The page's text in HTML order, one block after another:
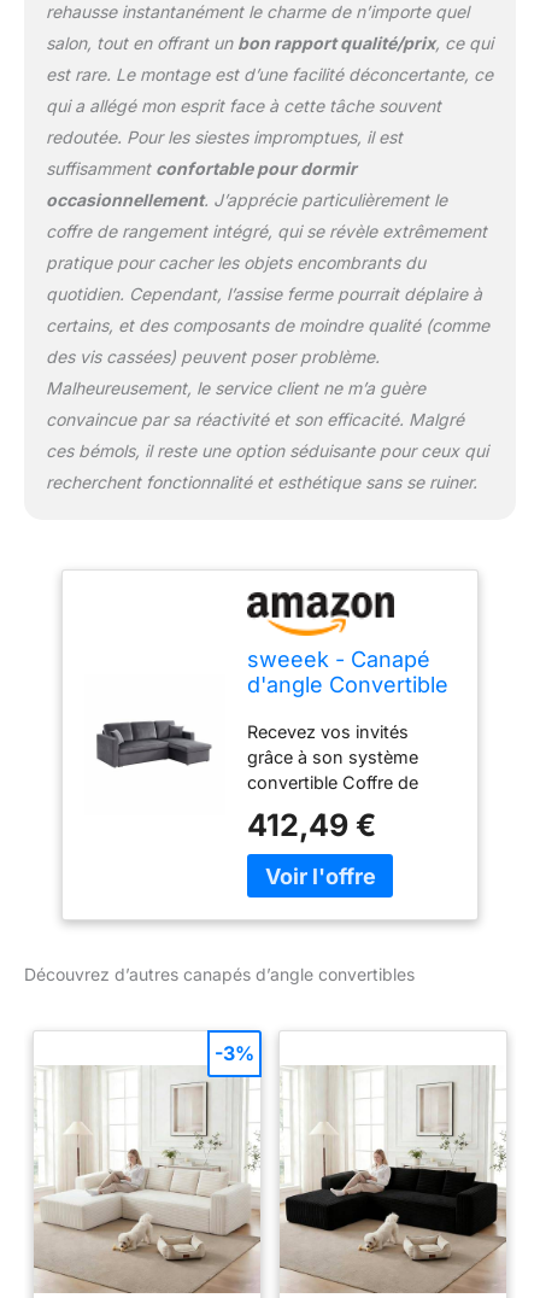
rehausse instantanément le charme de n’importe quel
salon, tout en offrant un bon rapport qualité/prix, ce qui
est rare. Le montage est d’une facilité déconcertante, ce
qui a allégé mon esprit face à cette tâche souvent
redoutée. Pour les siestes impromptues, il est
suffisamment confortable pour dormir
occasionnellement. J’apprécie particulièrement le
coffre de rangement intégré, qui se révèle extrêmement
pratique pour cacher les objets encombrants du
quotidien. Cependant, l’assise ferme pourrait déplaire à
certains, et des composants de moindre qualité (comme
des vis cassées) peuvent poser problème.
Malheureusement, le service client ne m’a guère
convaincue par sa réactivité et son efficacité. Malgré
ces bémols, il reste une option séduisante pour ceux qui
recherchent fonctionnalité et esthétique sans se ruiner.
sweeek - Canapé
d'angle Convertible
foncé 3 Places.
Fauteuil d'angle
réversible Coffre
Rangement lit
modulable
Recevez vos invités
grâce à son système
convertible Coffre de
réversible Montage facile
Deux petits coussins
inclus
412,49 €
Découvrez d’autres canapés d’angle convertibles
-3%